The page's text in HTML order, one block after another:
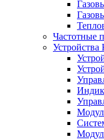
Частотные
Устройства